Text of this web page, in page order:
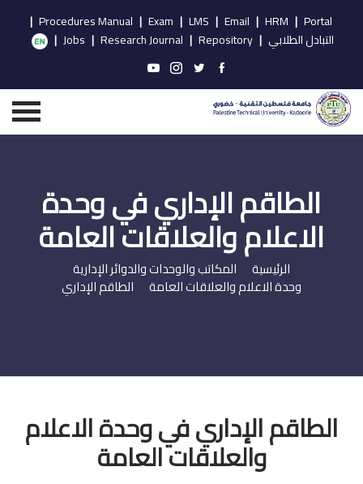
Portal
|
HRM
|
Email
|
LMS
|
Exam
|
Procedures Manual
|
التبادل الطلابي |
Repository
|
Research Journal
|
Jobs
|
الطاقم الإداري في وحدة
الاعلام والعلاقات العامة
الرئيسية المكاتب والوحدات والدوائر الإدارية
وحدة الاعلام والعلاقات العامة الطاقم الإداري
الطاقم الإداري في وحدة الاعلام
والعلاقات العامة